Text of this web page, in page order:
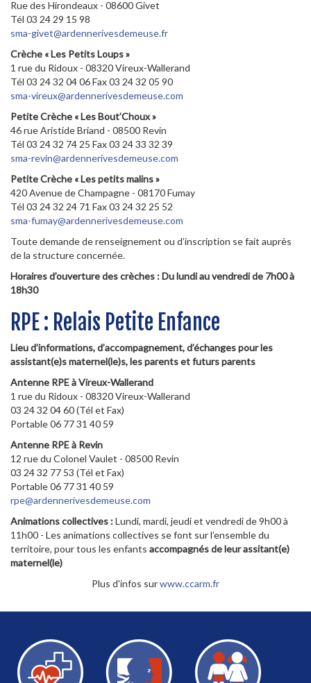
Rue des Hirondeaux - 08600 Givet
Tél 03 24 29 15 98
sma-givet@ardennerivesdemeuse.fr
Crèche « Les Petits Loups »
1 rue du Ridoux - 08320 Vireux-Wallerand
Tél 03 24 32 04 06 Fax 03 24 32 05 90
sma-vireux@ardennerivesdemeuse.com
PetiteCrèche « Les Bout’Choux »
46 rue Aristide Briand - 08500 Revin
Tél 03 24 32 74 25 Fax 03 24 33 32 39
sma-revin@ardennerivesdemeuse.com
PetiteCrèche « Les petits malins »
420 Avenue de Champagne - 08170 Fumay
Tél 03 24 32 24 71 Fax 03 24 32 25 52
sma-fumay@ardennerivesdemeuse.com
Toute demande de renseignement ou d’inscription se fait auprès
de la structure concernée.
Horaires d’ouverture des crèches : Du lundi au vendredi de 7h00 à
18h30
RPE : Relais Petite Enfance
Lieu d’informations, d’accompagnement, d’échanges pour les
assistant(e)s maternel(le)s, les parents et futurs parents
Antenne RPE à Vireux-Wallerand
1 rue du Ridoux - 08320 Vireux-Wallerand
03 24 32 04 60 (Tél et Fax)
Portable 06 77 31 40 59
Antenne RPE à Revin
12 rue du Colonel Vaulet - 08500 Revin
03 24 32 77 53 (Tél et Fax)
Portable 06 77 31 40 59
rpe@ardennerivesdemeuse.com
Animations collectives :Lundi, mardi, jeudi et vendredi de 9h00 à
11h00 - Les animations collectives se font sur l’ensemble du
territoire, pour tous les enfants accompagnés de leur assitant(e)
maternel(le)
Plus d'infos surwww.ccarm.fr